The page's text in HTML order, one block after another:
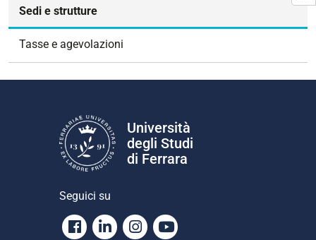
Sedi e strutture
Tasse e agevolazioni
Università
degli Studi
di Ferrara
Seguici su
Facebook
LinkedinInstagram
Youtube